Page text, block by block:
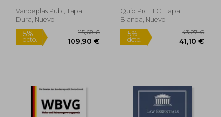
5%
dcto.
5%
dcto.
Inglés)
Vandeplas Pub., Tapa
Dura, Nuevo
Quid Pro LLC, Tapa
Blanda, Nuevo